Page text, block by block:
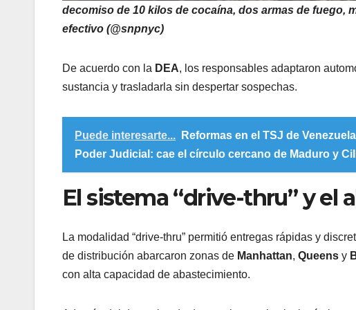
decomiso de 10 kilos de cocaína, dos armas de fuego,
efectivo (@snpnyc)
De acuerdo con la DEA, los responsables adaptaron
sustancia y trasladarla sin despertar sospechas.
Puede interesarte...
Reformas en el TSJ de
Poder Judicial: cae el círculo cercano de Maduro y
El sistema “drive-thru” y el
La modalidad “drive-thru” permitió entregas rápidas y
de distribución abarcaron zonas de Manhattan, Queens y
con alta capacidad de abastecimiento.